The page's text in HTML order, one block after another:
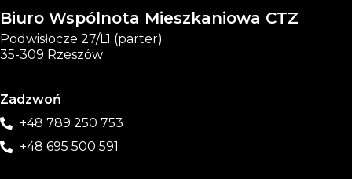
Biuro Wspólnota Mieszkaniowa CTZ
Podwisłocze 27/L1 (parter)
35-309 Rzeszów
Zadzwoń
+48 789 250 753
+48 695 500 591